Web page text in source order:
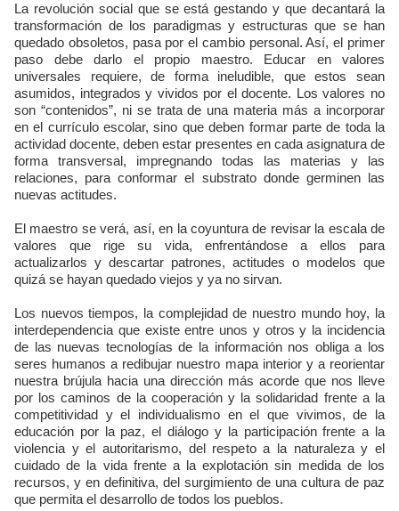
La revolución social que se está gestando y que decantará la
transformación de los paradigmas y estructuras que se han
quedado obsoletos, pasa por el cambio personal. Así, el primer
paso debe darlo el propio maestro. Educar en valores
universales requiere, de forma ineludible, que estos sean
asumidos, integrados y vividos por el docente. Los valores no
son “contenidos”, ni se trata de una materia más a incorporar
en el currículo escolar, sino que deben formar parte de toda la
actividad docente, deben estar presentes en cada asignatura de
forma transversal, impregnando todas las materias y las
relaciones, para conformar el substrato donde germinen las
nuevas actitudes.
El maestro se verá, así, en la coyuntura de revisar la escala de
valores que rige su vida, enfrentándose a ellos para
actualizarlos y descartar patrones, actitudes o modelos que
quizá se hayan quedado viejos y ya no sirvan.
Los nuevos tiempos, la complejidad de nuestro mundo hoy, la
interdependencia que existe entre unos y otros y la incidencia
de las nuevas tecnologías de la información nos obliga a los
seres humanos a redibujar nuestro mapa interior y a reorientar
nuestra brújula hacia una dirección más acorde que nos lleve
por los caminos de la cooperación y la solidaridad frente a la
competitividad y el individualismo en el que vivimos, de la
educación por la paz, el diálogo y la participación frente a la
violencia y el autoritarismo, del respeto a la naturaleza y el
cuidado de la vida frente a la explotación sin medida de los
recursos, y en definitiva, del surgimiento de una cultura de paz
que permita el desarrollo de todos los pueblos.